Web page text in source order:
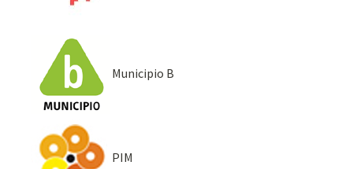
Municipio B
PIM